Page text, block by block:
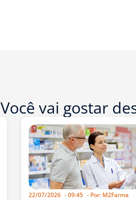
Você vai gostar
22/07/2026 -09:45 - Por: M2Farma